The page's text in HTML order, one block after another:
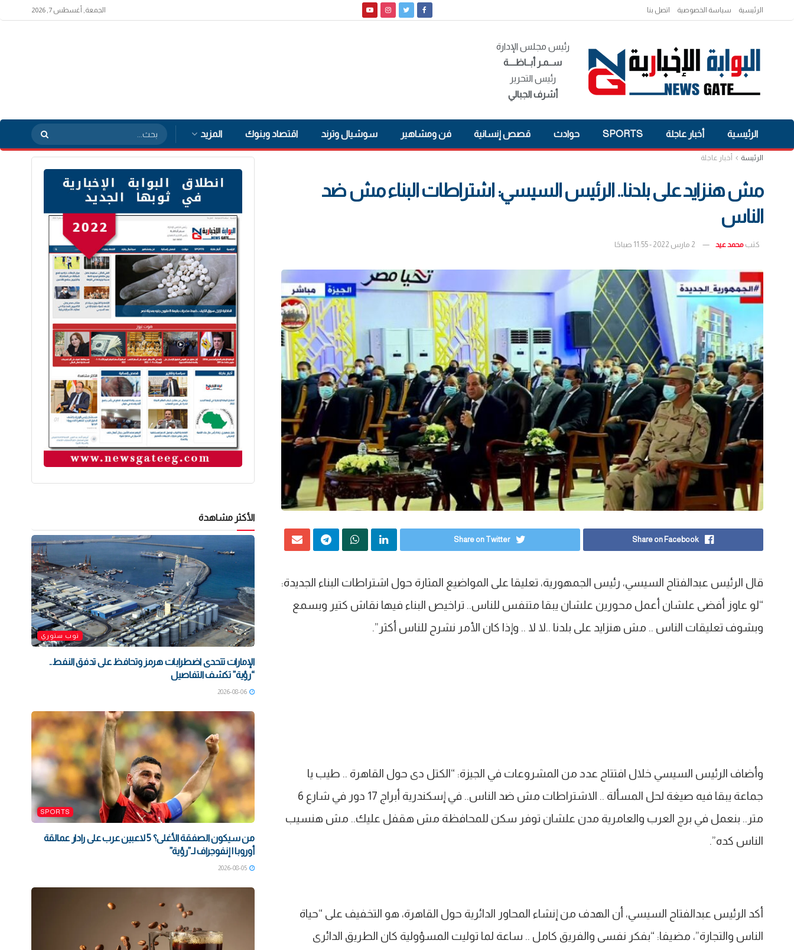
الرئيسية سياسة الخصوصية اتصل بنا الجمعة, أغسطس 7, 2026
رئيس مجلس الإدارة
ســمـر أبــاظــــة
رئيس التحرير
أشرف الجبالي
الرئيسية أخبار عاجلة SPORTS حوادث قصص إنسانية فن ومشاهير سوشيال وترند اقتصاد وبنوك المزيد
الرئيسة أخبار عاجلة
مش هنزايد على بلدنا.. الرئيس السيسي: اشتراطات البناء مش ضد
الناس
كتب محمد عيد 2 مارس 2022 - 11:55 صباحًا
Share on Facebook
Share on Twitter
قال الرئيس عبدالفتاح السيسي، رئيس الجمهورية، تعليقا على المواضيع المثارة حول اشتراطات البناء الجديدة:
“لو عاوز أفضى علشان أعمل محورين علشان يبقا متنفس للناس.. تراخيص البناء فيها نقاش كتير وبسمع
وبشوف تعليقات الناس .. مش هنزايد على بلدنا ..لا لا .. وإذا كان الأمر نشرح للناس أكثر”.
وأضاف الرئيس السيسي خلال افتتاح عدد من المشروعات في الجيزة: “الكتل دى حول القاهرة .. طيب يا
جماعة يبقا فيه صيغة لحل المسألة .. الاشتراطات مش ضد الناس.. في إسكندرية أبراج 17 دور في شارع 6
متر.. بنعمل في برج العرب والعامرية مدن علشان توفر سكن للمحافظة مش هقفل عليك.. مش هنسيب
الناس كده”.
أكد الرئيس عبدالفتاح السيسي، أن الهدف من إنشاء المحاور الدائرية حول القاهرة، هو التخفيف على “حياة
الناس والتجارة”، مضيفا: “بفكر نفسى والفريق كامل .. ساعة لما توليت المسؤولية كان الطريق الدائرى
الأكثر مشاهدة
توب ستوري
الإمارات تتحدى اضطرابات هرمز وتحافظ على تدفق النفط..
“رؤية” تكشف التفاصيل
2026-08-06
SPORTS
من سيكون الصفقة الأغلى؟ 5 لاعبين عرب على رادار عمالقة
أوروبا | إنفوجراف لـ”رؤية”
2026-08-05